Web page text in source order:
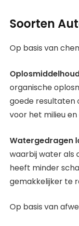
Soorten
Op basis van
organische
goede resultaten
voor het milieu en
Watergedragen
waarbij water als
heeft minder
gemakkelijker te
Op basis van